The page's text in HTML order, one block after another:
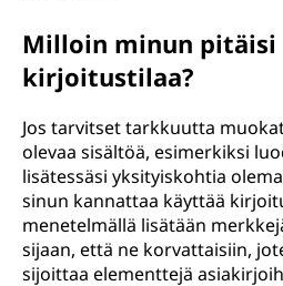
Milloin minun
kirjoitustilaa?
Jos tarvitset tarkkuutta
olevaa sisältöä, esimerkiksi
lisätessäsi yksityiskohtia
sinun kannattaa käyttää
menetelmällä lisätään
sijaan, että ne korvattaisiin,
sijoittaa elementtejä